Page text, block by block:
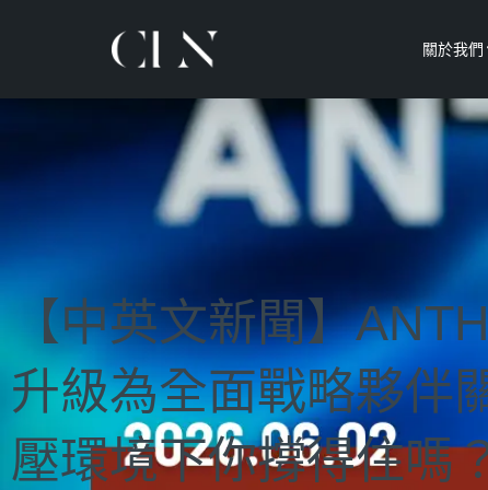
關於我們
【中英文新聞】
升級為全面戰略夥伴
壓環境下你撐得住嗎